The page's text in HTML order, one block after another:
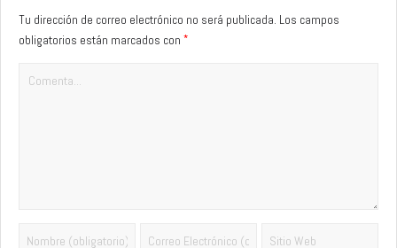
Tu dirección de correo electrónico no será publicada. Los campos
obligatorios están marcados con *